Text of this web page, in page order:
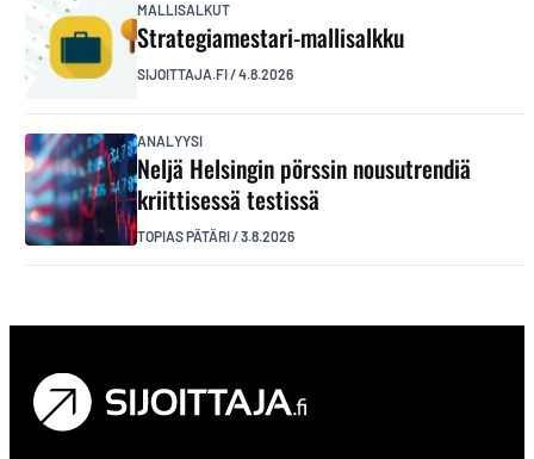
MALLISALKUT
Strategiamestari-mallisalkku
SIJOITTAJA.FI/4.8.2026
ANALYYSI
Neljä Helsingin pörssin nousutrendiä
kriittisessä testissä
TOPIAS PÄTÄRI/3.8.2026